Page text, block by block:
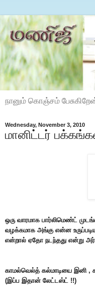
நானும் கொஞ்சம்
Wednesday, November 3, 2010
மானிட்டர்
ஒரு வாரமாக பார்லிமெண்ட்
வழக்கமாக அங்கு என்ன
என்றால் ஏதோ நடந்தது என்று
காமல்வெல்த் கல்மாடியை இனி ,
(இப்ப இதான் லேட்டஸ்ட் !!)